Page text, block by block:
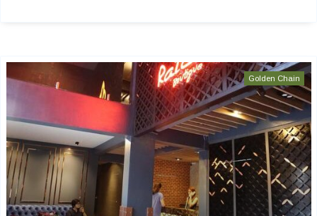
Golden Chain